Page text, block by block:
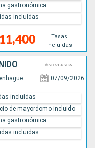
Tasas
incluidas
gastronómica
incluidas
07/09/2026
incluidas
de mayordomo incluido
gastronómica
incluidas